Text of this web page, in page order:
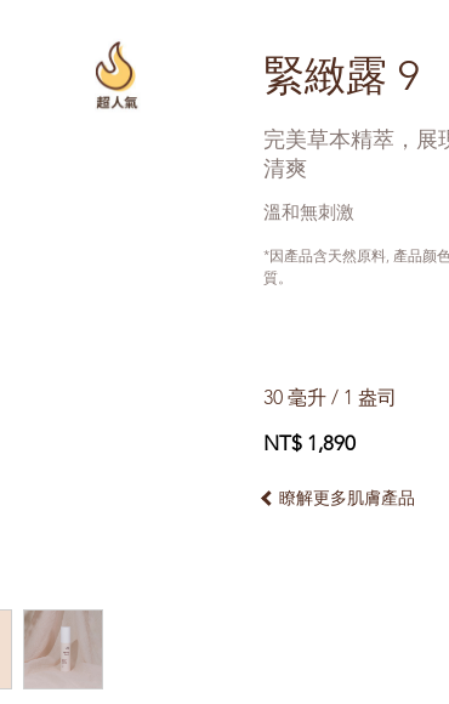
緊緻露 9
完美草本精萃，展
清爽
溫和無刺激
*因產品含天然原料, 產品颜
質。
30 毫升 / 1 盎司
NT$ 1,890
瞭解更多肌膚產品